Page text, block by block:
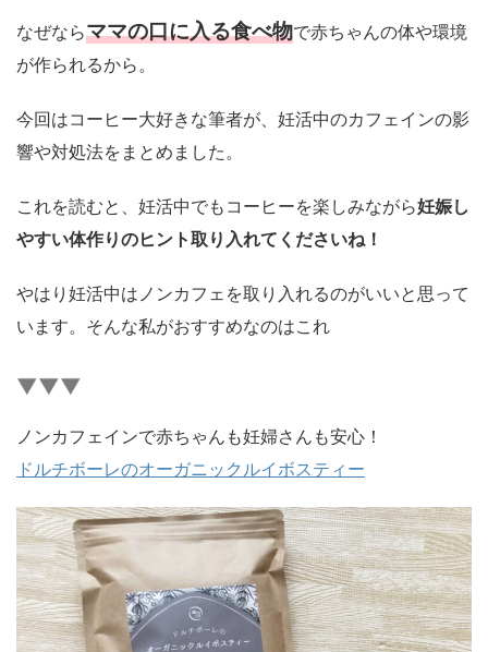
なぜならママの口に入る食べ物で赤ちゃんの体や環境
が作られるから。
今回はコーヒー大好きな筆者が、妊活中のカフェインの影
響や対処法をまとめました。
これを読むと、 妊活中でもコーヒーを楽しみながら妊娠し
やすい体作りのヒント取り入れてくださいね！
やはり妊活中はノンカフェを取り入れるのがいいと思って
います。そんな私がおすすめなのはこれ
▼▼▼
ノンカフェインで赤ちゃんも妊婦さんも安心！
ドルチボーレのオーガニックルイボスティー